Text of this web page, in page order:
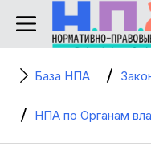
База НПА
НПА по Органам